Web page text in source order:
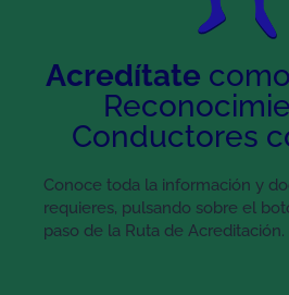
Acredítate
Conductores
Conoce toda la información y
requieres, pulsando sobre el
paso de la Ruta de Acreditación.